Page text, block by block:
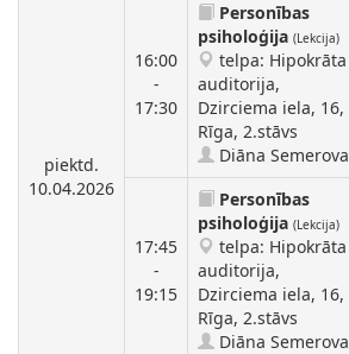
piektd.
10.04.2026
16:00
-
17:30
Personības
psiholoģija (Lekcija)
telpa: Hipokrāta
auditorija,
Dzirciema iela, 16,
Rīga, 2.stāvs
Diāna Semerova
17:45
-
19:15
Personības
psiholoģija (Lekcija)
telpa: Hipokrāta
auditorija,
Dzirciema iela, 16,
Rīga, 2.stāvs
Diāna Semerova